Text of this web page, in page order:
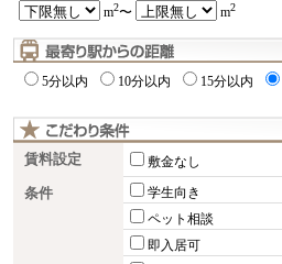
m2〜 m2
5分以内 10分以内 15分以内
賃料設定 敷金なし
条件 学生向き
ペット相談
即入居可